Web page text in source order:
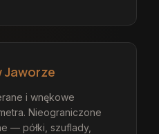
Jaworze
i wnękowe
Nieograniczone
— półki, szuflady,